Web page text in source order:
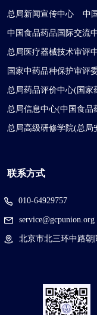
总局新闻宣传中心 中
中国食品药品国际交流
总局医疗器械技术审评
国家中药品种保护审评
总局药品评价中心(国家
总局信息中心(中国食品
总局高级研修学院(总局
联系方式
010-64929757
service@gcpunion.org
北京市北三环中路朝